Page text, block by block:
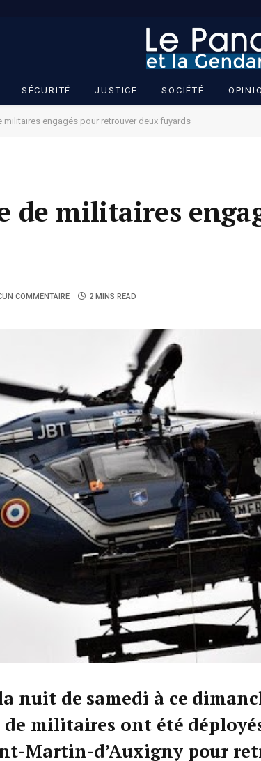
SÉCURITÉ JUSTICE SOCIÉTÉ
militaires engagés pour retrouver deux fuyards
de militaires
COMMENTAIRE 2 MINS READ
nuit de samedi à ce
militaires ont été
Martin-d’Auxigny pour